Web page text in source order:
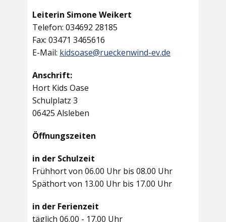
Leiterin Simone Weikert
Telefon: 034692 28185
Fax: 03471 3465616
E-Mail: kidsoase@rueckenwind-ev.de
Anschrift:
Hort Kids Oase
Schulplatz 3
06425 Alsleben
Öffnungszeiten
in der Schulzeit
Frühhort von 06.00 Uhr bis 08.00 Uhr
Späthort von 13.00 Uhr bis 17.00 Uhr
in der Ferienzeit
täglich 06.00 - 17.00 Uhr